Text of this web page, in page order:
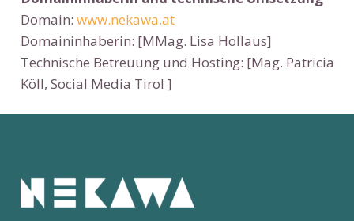
Domain: www.nekawa.at
Domaininhaberin: [MMag. Lisa Hollaus]
Technische Betreuung und Hosting: [Mag. Patricia
Köll, Social Media Tirol ]